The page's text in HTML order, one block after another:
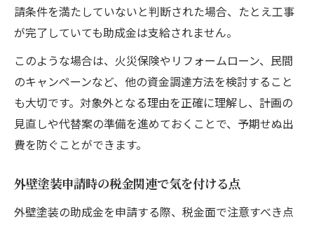
請条件を満たしていないと判断された場合、たとえ工事
が完了していても助成金は支給されません。
このような場合は、火災保険やリフォームローン、民間
のキャンペーンなど、他の資金調達方法を検討すること
も大切です。対象外となる理由を正確に理解し、計画の
見直しや代替案の準備を進めておくことで、予期せぬ出
費を防ぐことができます。
外壁塗装申請時の税金関連で気を付ける点
外壁塗装の助成金を申請する際、税金面で注意すべき点